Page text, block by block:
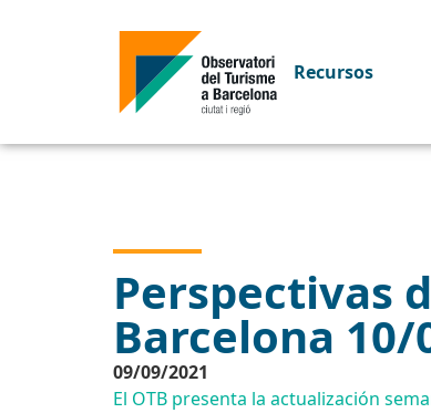
Recursos
Perspectivas
Barcelona 10/
09/09/2021
El OTB presenta la actualización